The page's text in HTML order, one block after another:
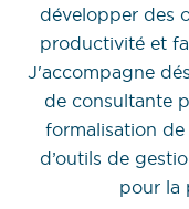
développer des
productivité et
J'accompagne
de consultante
formalisation
d’outils de
pour la